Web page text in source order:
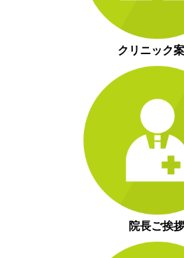
クリニック
院長ご挨拶